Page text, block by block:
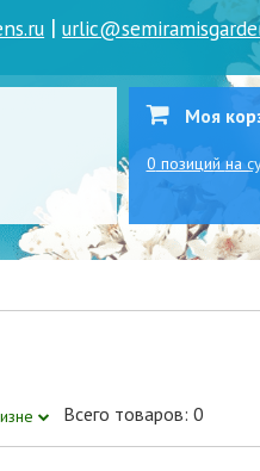
|
Моя
0 позиций на
Всего товаров: 0